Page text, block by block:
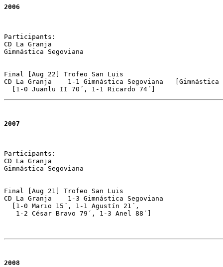
2006
Participants:
CD La Granja
Gimnástica Segoviana
Final [Aug 22] Trofeo San Luis
CD La Granja	1-1 Gimnástica Segoviana   [Gimnástica Segoviana 2-4 on pen.]
2007
Participants:
CD La Granja
Gimnástica Segoviana
Final [Aug 21] Trofeo San Luis
CD La Granja	1-3 Gimnástica Segoviana
  [1-0 Mario 15´, 1-1 Agustín 21´,
   1-2 César Bravo 79´, 1-3 Anel 88´]
2008